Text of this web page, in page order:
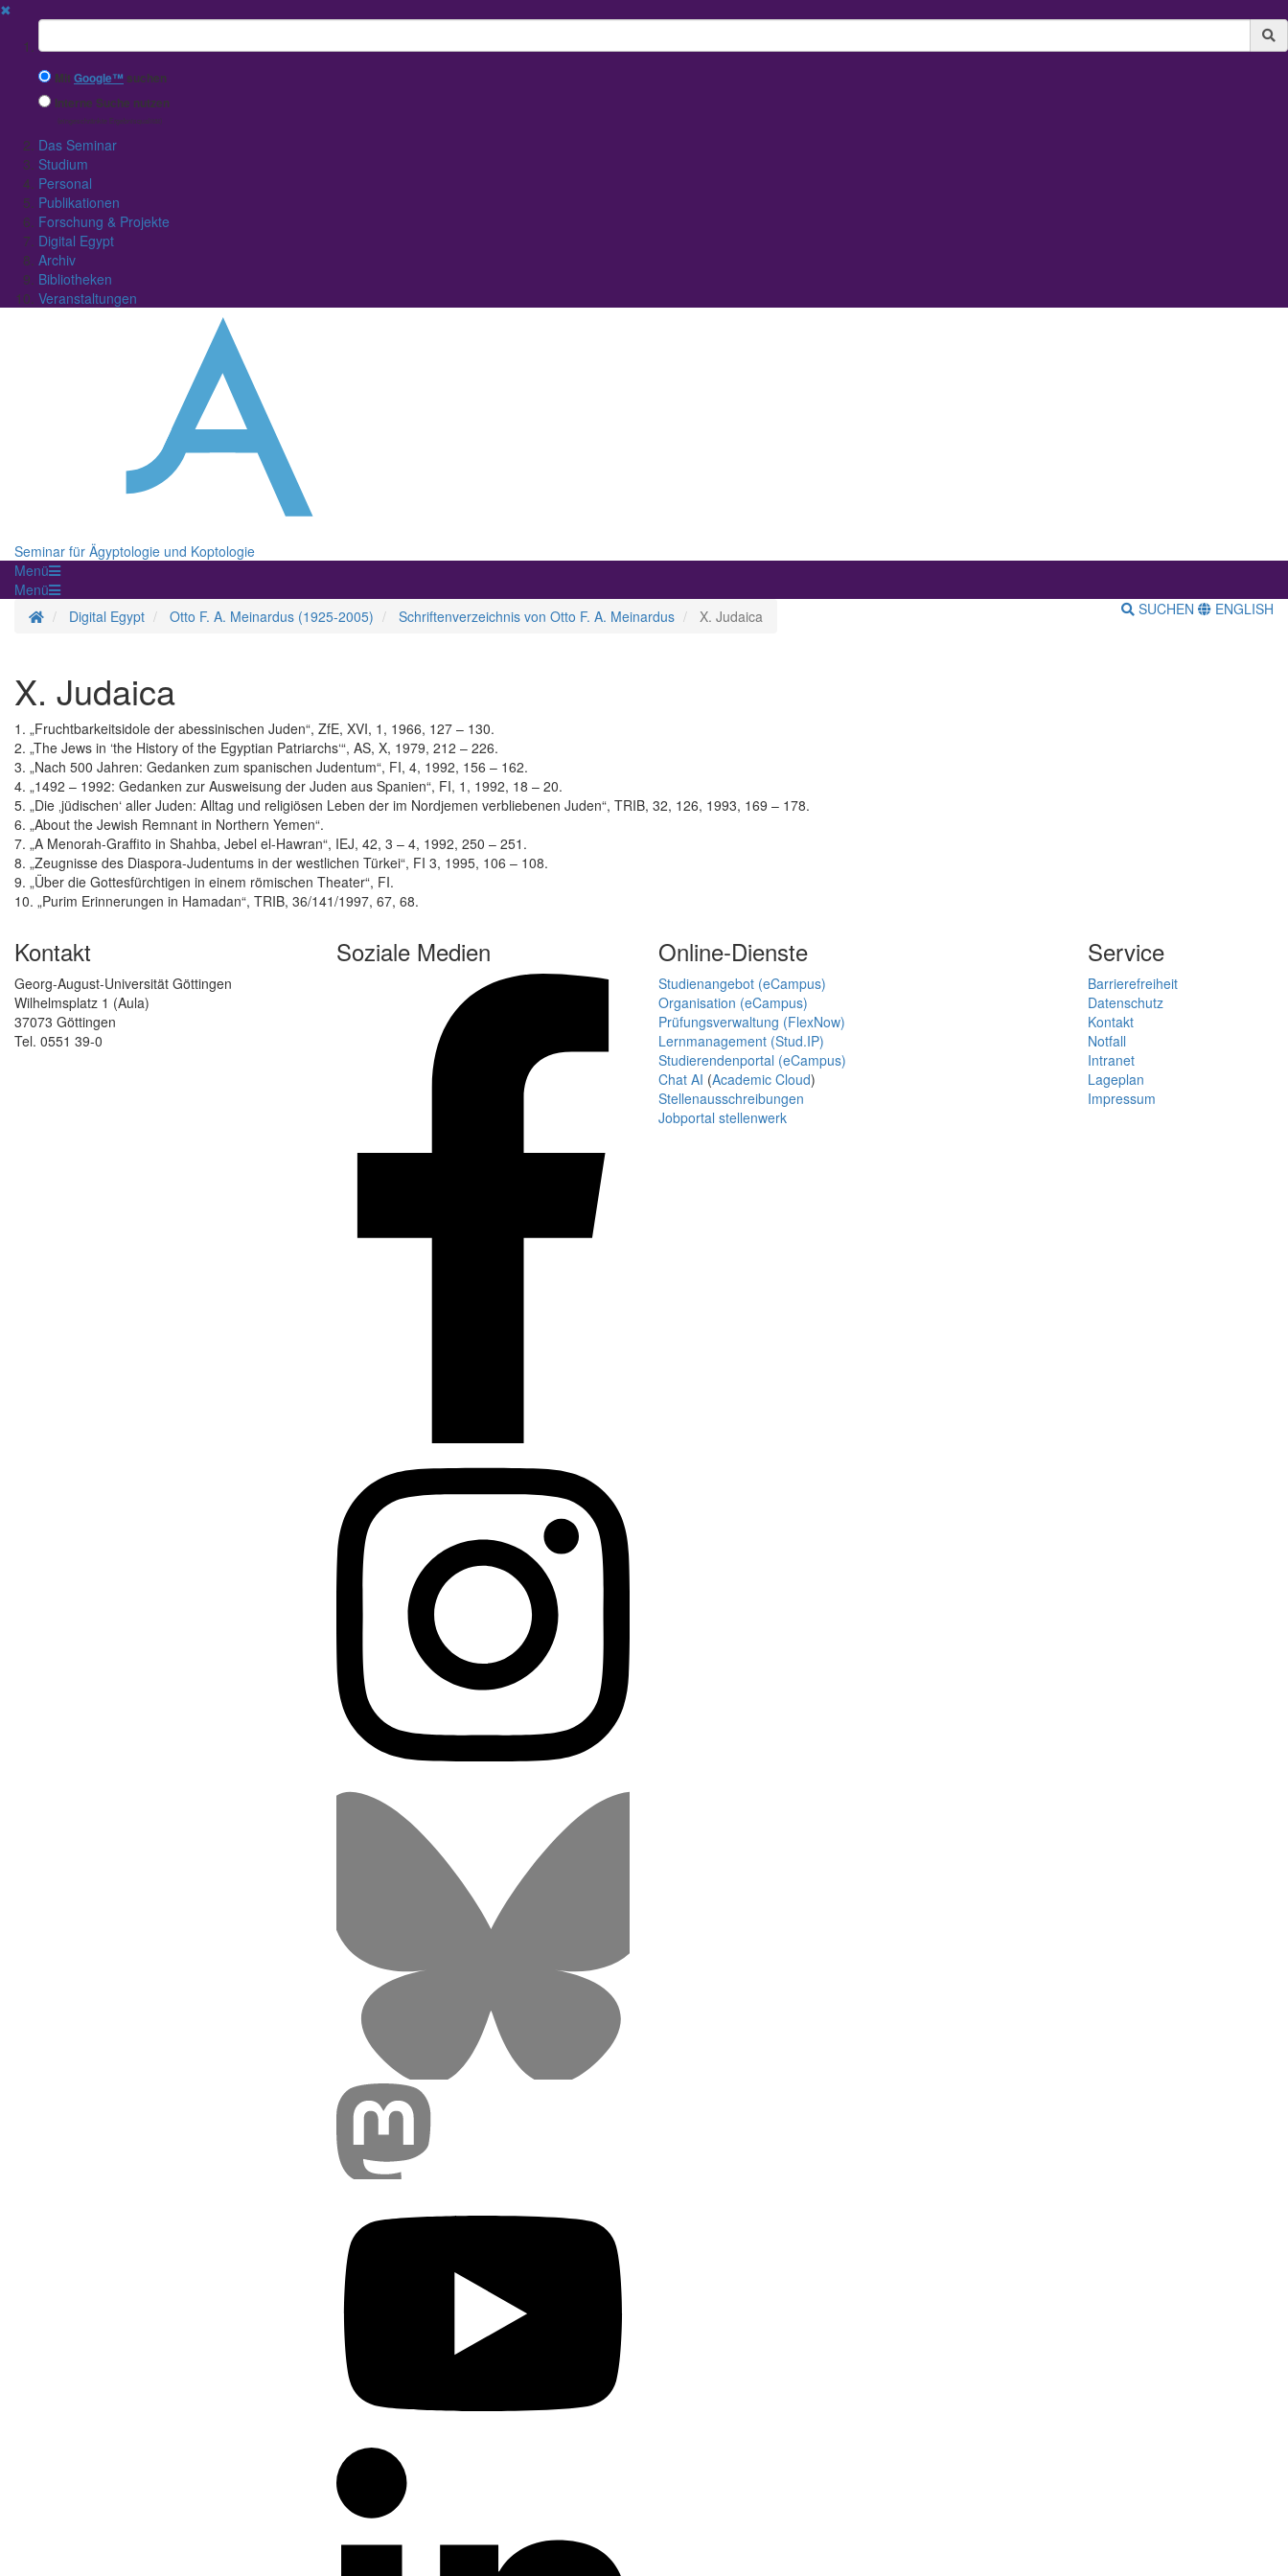
✖
Suchbegriff
MitGoogle™ suchen
Interne Suche nutzen
(eingeschränkte Ergebnisqualität)
Das Seminar
Studium
Personal
Publikationen
Forschung & Projekte
Digital Egypt
Archiv
Bibliotheken
Veranstaltungen
Seminar für Ägyptologie und Koptologie
Menü
Menü
StartseiteDigital Egypt Otto F. A. Meinardus (1925-2005) Schriftenverzeichnis von Otto F. A. Meinardus X. Judaica SUCHEN ENGLISH
X. Judaica
1. „Fruchtbarkeitsidole der abessinischen Juden“, ZfE, XVI, 1, 1966, 127 – 130.
2. „The Jews in ‘the History of the Egyptian Patriarchs‘“, AS, X, 1979, 212 – 226.
3. „Nach 500 Jahren: Gedanken zum spanischen Judentum“, FI, 4, 1992, 156 – 162.
4. „1492 – 1992: Gedanken zur Ausweisung der Juden aus Spanien“, FI, 1, 1992, 18 – 20.
5. „Die ‚jüdischen‘ aller Juden: Alltag und religiösen Leben der im Nordjemen verbliebenen Juden“, TRIB, 32, 126, 1993, 169 – 178.
6. „About the Jewish Remnant in Northern Yemen“.
7. „A Menorah-Graffito in Shahba, Jebel el-Hawran“, IEJ, 42, 3 – 4, 1992, 250 – 251.
8. „Zeugnisse des Diaspora-Judentums in der westlichen Türkei“, FI 3, 1995, 106 – 108.
9. „Über die Gottesfürchtigen in einem römischen Theater“, FI.
10. „Purim Erinnerungen in Hamadan“, TRIB, 36/141/1997, 67, 68.
Kontakt
Georg-August-Universität Göttingen
Wilhelmsplatz 1 (Aula)
37073 Göttingen
Tel. 0551 39-0
Soziale Medien Online-Dienste
Studienangebot (eCampus)
Organisation (eCampus)
Prüfungsverwaltung (FlexNow)
Lernmanagement (Stud.IP)
Studierendenportal (eCampus)
Chat AI (Academic Cloud)
Stellenausschreibungen
Jobportal stellenwerk
Service
Barrierefreiheit
Datenschutz
Kontakt
Notfall
Intranet
Lageplan
Impressum